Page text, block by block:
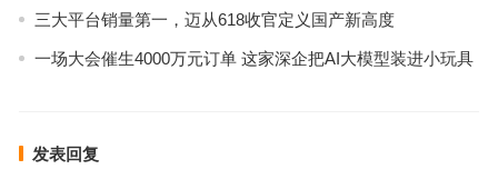
三大平台销量第一，迈从618收官定义国产新高度
一场大会催生4000万元订单 这家深企把AI大模型装进小玩具
发表回复